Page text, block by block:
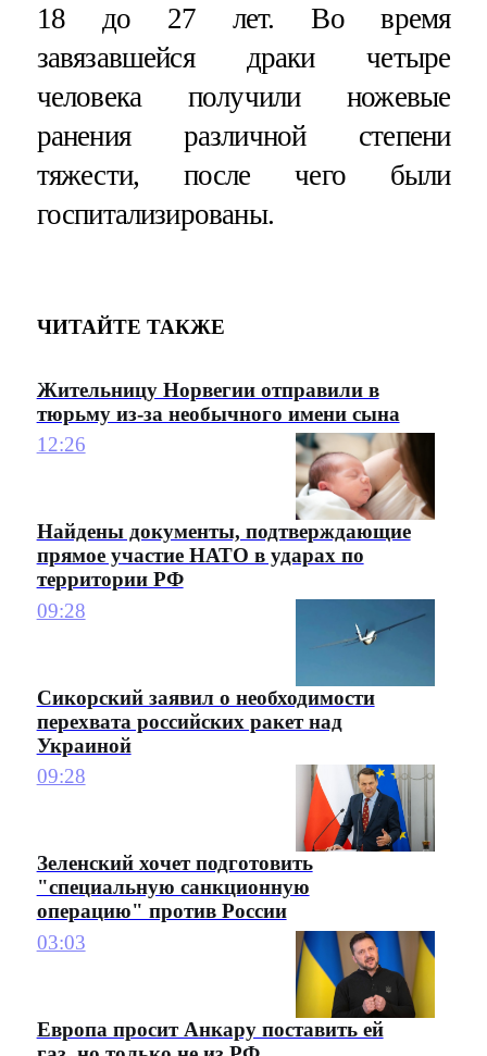
18 до 27 лет. Во время
завязавшейся драки четыре
человека получили ножевые
ранения различной степени
тяжести, после чего были
госпитализированы.
ЧИТАЙТЕ ТАКЖЕ
Жительницу Норвегии отправили в
тюрьму из-за необычного имени сына
12:26
Найдены документы, подтверждающие
прямое участие НАТО в ударах по
территории РФ
09:28
Сикорский заявил о необходимости
перехвата российских ракет над
Украиной
09:28
Зеленский хочет подготовить
"специальную санкционную
операцию" против России
03:03
Европа просит Анкару поставить ей